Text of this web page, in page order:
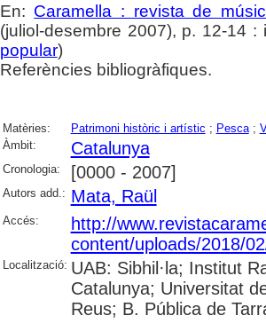
En: Caramella : revista de
(juliol-desembre 2007), p. 12-14 :
popular)
Referències bibliogràfiques.
Matèries: Patrimoni històric i artístic ; Pesca;
Àmbit:
Catalunya
Cronologia: [0000 - 2007]
Autors add.: Mata, Raül
Accés:
http://
content/uploads/2018/
Localització: UAB: Sibhil·la; Institut
Catalunya; Universitat
Reus; B. Pública de